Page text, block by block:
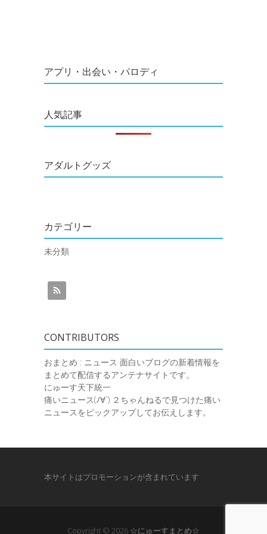
アプリ・出会い・パロディ
人気記事
アダルトグッズ
カテゴリー
未分類
CONTRIBUTORS
おまとめ : ニュース 面白いブログの新着情報を
まとめて配信するアンテナサイトです。
にゅーす天下統一
痛いニュース(ﾉ∀`) ２ちゃんねるで見つけた痛い
ニュースをピックアップしてお伝えします。
本サイトはプロモーションが含まれています
Copyright © 2026 ☆にゅーすまとめ☆